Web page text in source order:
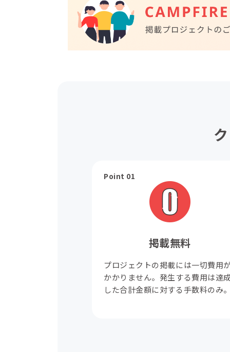
Point 01
掲載無料
プロジェクトの掲載には一切費用
かかりません。発生する費用は達
した合計金額に対する手数料のみ